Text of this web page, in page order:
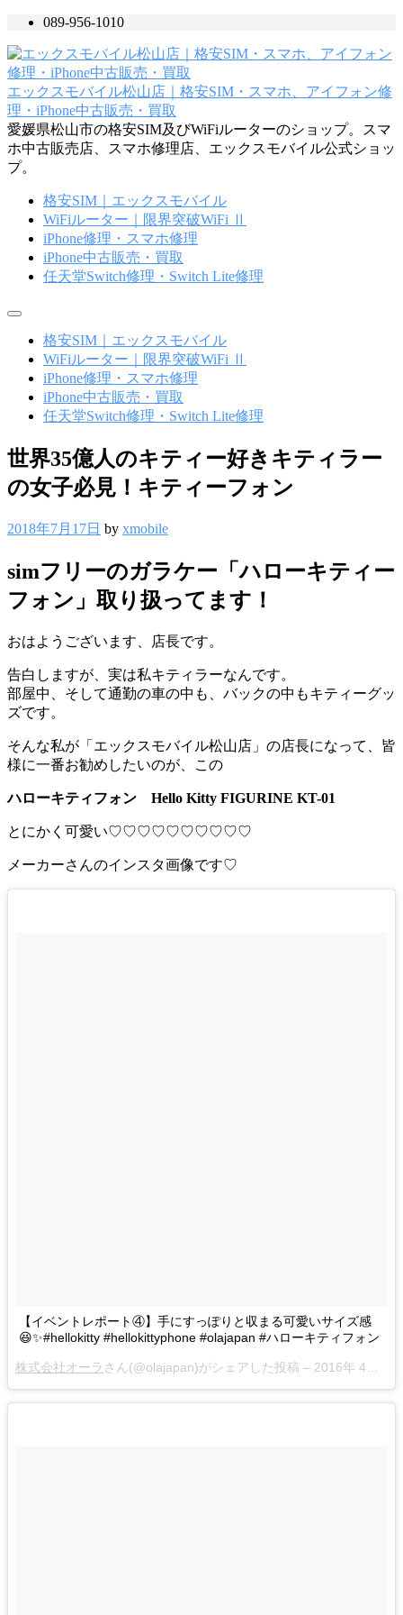
テ
ン
ツ
へ
ス
キ
ッ
089-956-1010
エックスモバイル松山店｜格安SIM・スマホ、アイフォン修
理・iPhone中古販売・買取
愛媛県松山市の格安SIM及びWiFiルーターのショップ。スマ
ホ中古販売店、スマホ修理店、エックスモバイル公式ショッ
プ。
格安SIM｜エックスモバイル
WiFiルーター｜限界突破WiFi Ⅱ
iPhone修理・スマホ修理
iPhone中古販売・買取
任天堂Switch修理・Switch Lite修理
メ
格安SIM｜エックスモバイル
WiFiルーター｜限界突破WiFi Ⅱ
iPhone修理・スマホ修理
iPhone中古販売・買取
任天堂Switch修理・Switch Lite修理
世界35億人のキティー好きキティラー
の女子必見！キティーフォン
2018年7月17日 by xmobile
simフリーのガラケー「ハローキティー
フォン」取り扱ってます！
おはようございます、店長です。
告白しますが、実は私キティラーなんです。
部屋中、そして通勤の車の中も、バックの中もキティーグッ
ズです。
そんな私が「エックスモバイル松山店」の店長になって、皆
様に一番お勧めしたいのが、この
ハローキティフォン Hello Kitty FIGURINE KT-01
とにかく可愛い♡♡♡♡♡♡♡♡♡♡
メーカーさんのインスタ画像です♡
【イベントレポート④】手にすっぽりと収まる可愛いサイズ感
😆✨#hellokitty #hellokittyphone #olajapan #ハローキティフォン
株式会社オーラ さん(@olajapan)がシェアした投稿 – 2016年 4月月20日午後8時34分PDT